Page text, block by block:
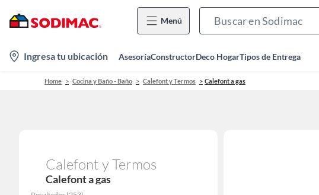
Menú
location-
icon
Ingresa tu ubicación AsesoríaConstructorDeco HogarTipos de Entrega
Home Cocina y Baño - Baño Calefont y Termos Calefont a gas
Calefont y Termos
Calefont a gas